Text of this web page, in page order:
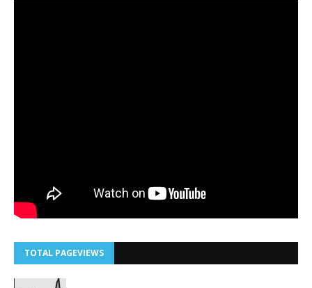
TOTAL PAGEVIEWS